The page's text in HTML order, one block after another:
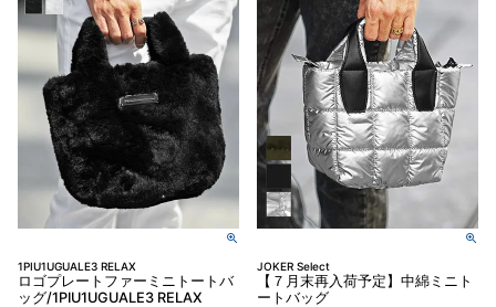
1PIU1UGUALE3 RELAX
ロゴプレートファーミニトートバ
ッグ/1PIU1UGUALE3 RELAX
JOKER Select
【７月末再入荷予定】中綿ミニト
ートバッグ